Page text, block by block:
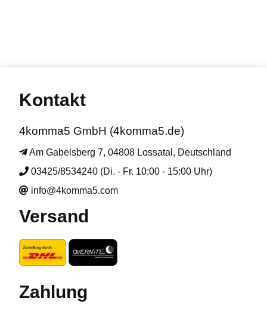
Kontakt
4komma5 GmbH (4komma5.de)
Am Gabelsberg 7, 04808 Lossatal, Deutschland
03425/8534240 (Di. - Fr. 10:00 - 15:00 Uhr)
info@4komma5.com
Versand
Zahlung